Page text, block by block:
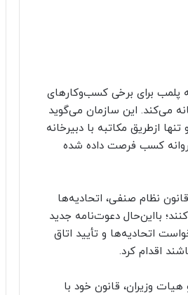
پلمب برای برخی کسب‌وکارهای
می‌کند. این سازمان می‌گوید
متوقف و تنها ازطریق مکاتبه با دبیرخانه‌
و به شرکت‌ها ۱۵ روز برای دریافت پروانه کسب فرصت داده شده
نظام صنفی، اتحادیه‌ها
بااین‌حال دعوت‌نامه جدید
می‌کند که درصورت درخواست اتحادیه‌ها و تأیید اتاق
اقدام کرد.
وزیران، قانون خود با